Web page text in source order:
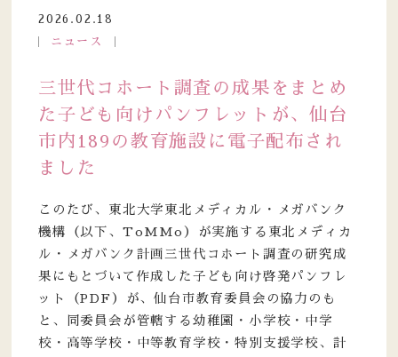
2026.02.18
ニュース
三世代コホート調査の成果をまとめ
た子ども向けパンフレットが、仙台
市内189の教育施設に電子配布され
ました
このたび、東北大学東北メディカル・メガバンク
機構（以下、ToMMo）が実施する東北メディカ
ル・メガバンク計画三世代コホート調査の研究成
果にもとづいて作成した子ども向け啓発パンフレ
ット（PDF）が、仙台市教育委員会の協力のも
と、同委員会が管轄する幼稚園・小学校・中学
校・高等学校・中等教育学校・特別支援学校、計